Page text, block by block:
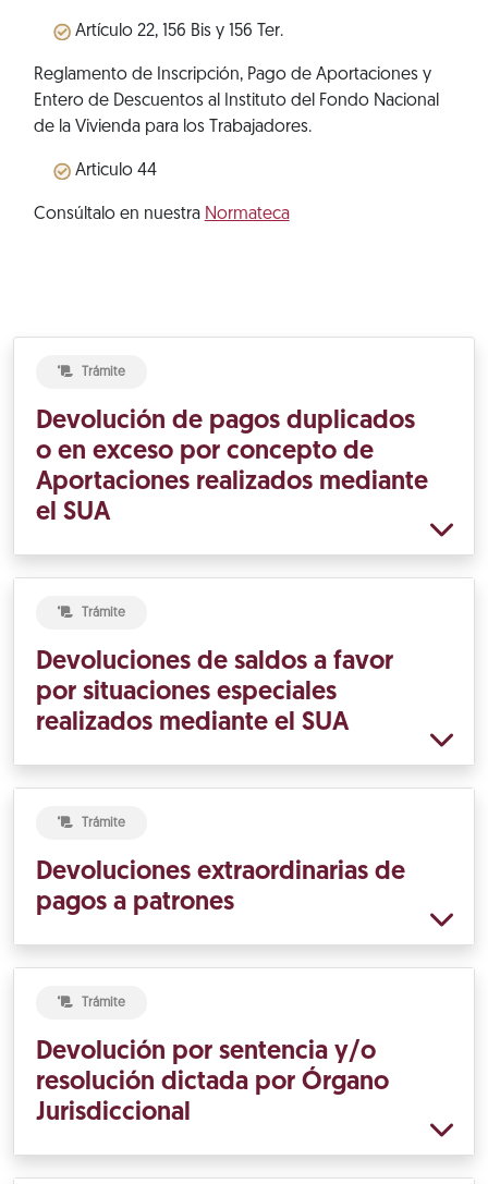
Artículo 22, 156 Bis y 156 Ter.
Reglamento de Inscripción, Pago de Aportaciones y
Entero de Descuentos al Instituto del Fondo Nacional
de la Vivienda para los Trabajadores.
Articulo 44
Consúltalo en nuestra Normateca
Trámite
Devolución de pagos duplicados
o en exceso por concepto de
Aportaciones realizados mediante
el SUA
Trámite
Devoluciones de saldos a favor
por situaciones especiales
realizados mediante el SUA
Trámite
Devoluciones extraordinarias de
pagos a patrones
Trámite
Devolución por sentencia y/o
resolución dictada por Órgano
Jurisdiccional